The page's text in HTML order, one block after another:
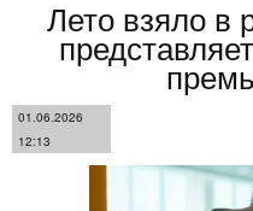
Лето взяло в
01.06.2026
12:13